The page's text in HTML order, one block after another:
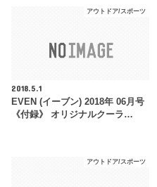
アウトドア/スポーツ
2018.5.1
EVEN (イーブン) 2018年 06月号
《付録》 オリジナルクーラ…
アウトドア/スポーツ